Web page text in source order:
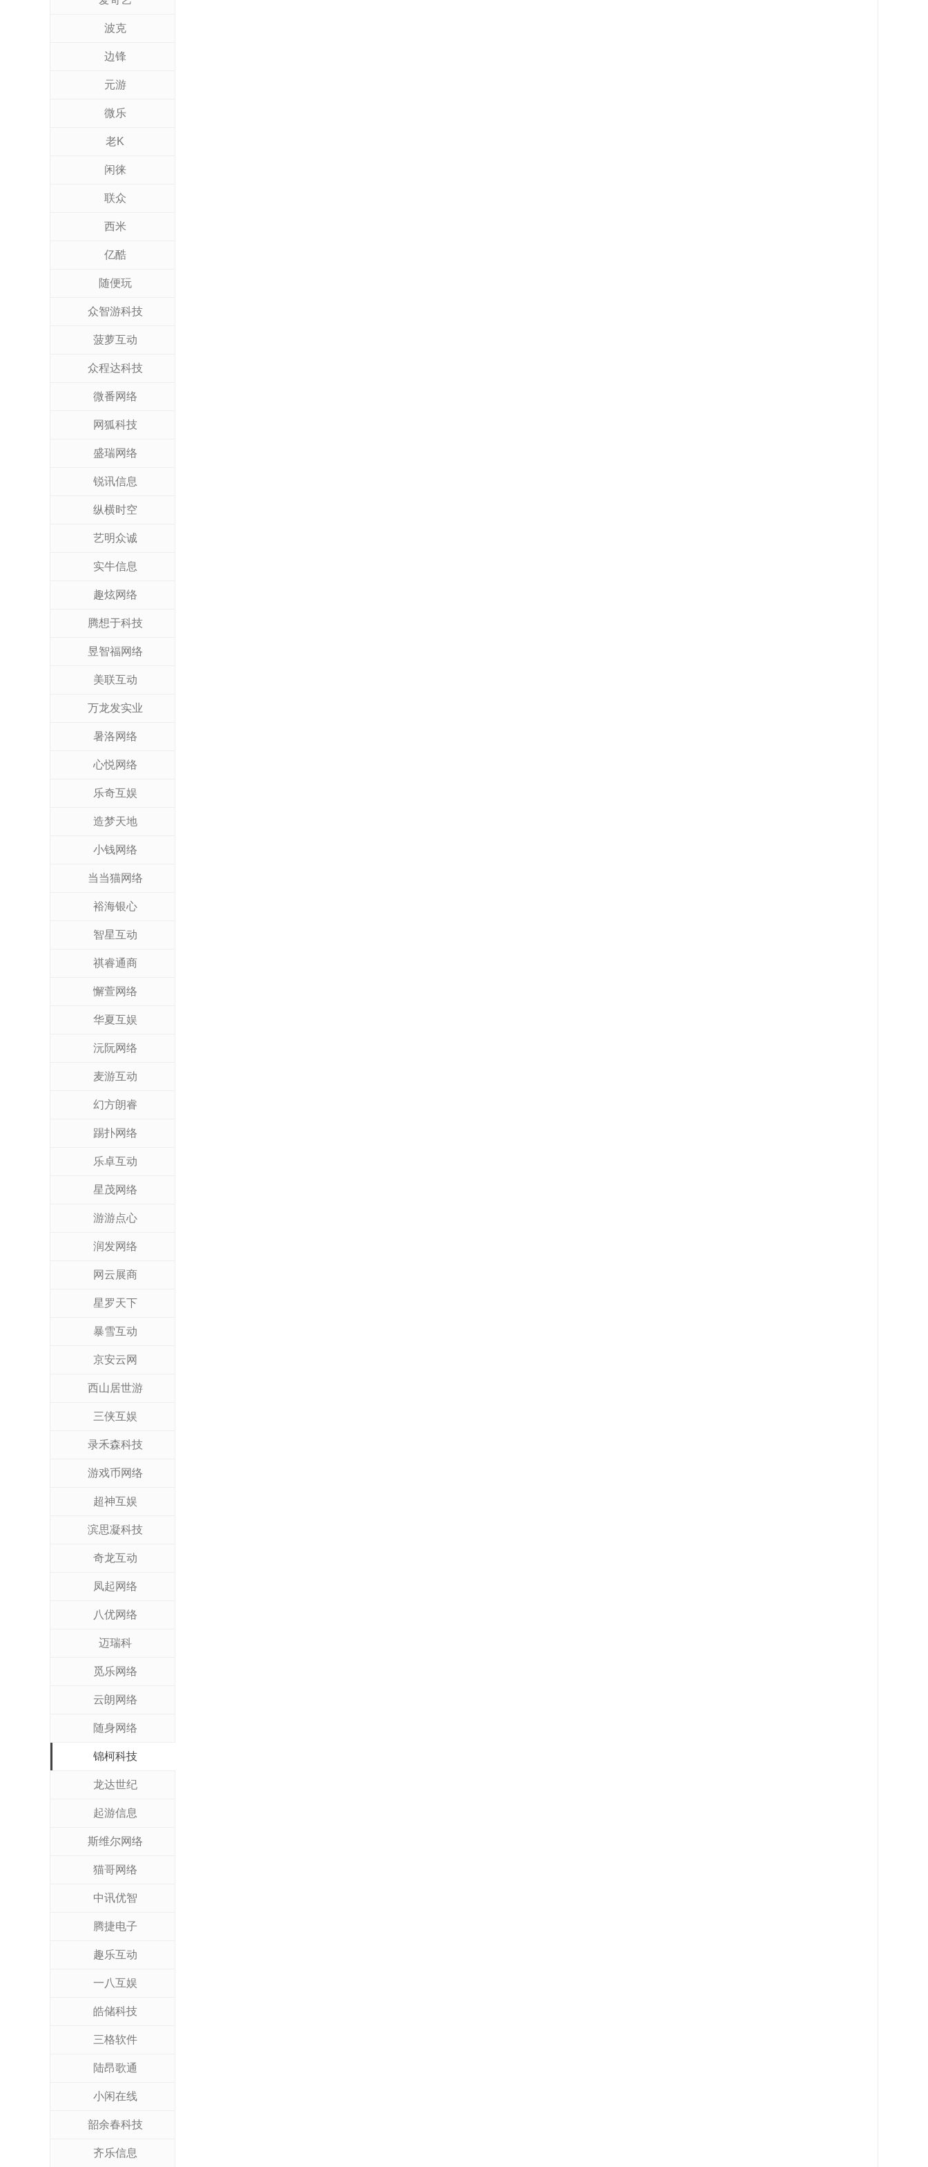
波克
边锋
元游
微乐
老K
闲徕
联众
西米
亿酷
随便玩
众智游科技
菠萝互动
众程达科技
微番网络
网狐科技
盛瑞网络
锐讯信息
纵横时空
艺明众诚
实牛信息
趣炫网络
腾想于科技
昱智福网络
美联互动
万龙发实业
暑洛网络
心悦网络
乐奇互娱
造梦天地
小钱网络
当当猫网络
裕海银心
智星互动
祺睿通商
懈萱网络
华夏互娱
沅阮网络
麦游互动
幻方朗睿
踢扑网络
乐卓互动
星茂网络
游游点心
润发网络
网云展商
星罗天下
暴雪互动
京安云网
西山居世游
三侠互娱
录禾森科技
游戏币网络
超神互娱
滨思凝科技
奇龙互动
凤起网络
八优网络
迈瑞科
觅乐网络
云朗网络
随身网络
锦柯科技
龙达世纪
起游信息
斯维尔网络
猫哥网络
中讯优智
腾捷电子
趣乐互动
一八互娱
皓储科技
三格软件
陆昂歌通
小闲在线
韶余春科技
齐乐信息